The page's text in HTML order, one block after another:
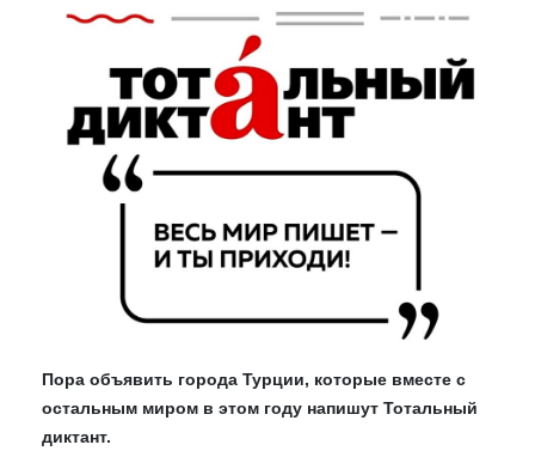
Пора объявить города Турции, которые вместе с
остальным миром в этом году напишут Тотальный
диктант.